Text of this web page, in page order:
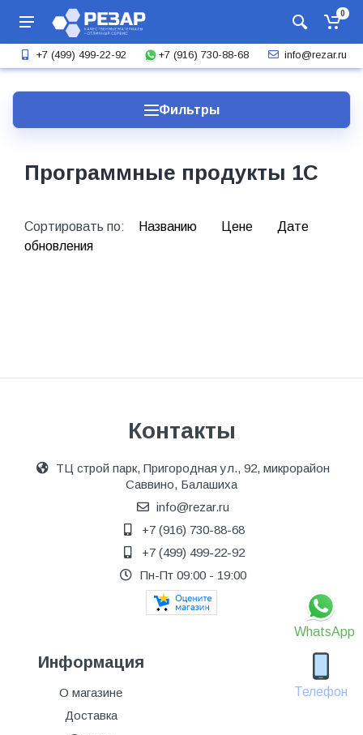
WhatsApp
Телефон
0
+7 (499) 499-22-92 +7 (916) 730-88-68 info@rezar.ru
Фильтры
Программные продукты 1С
Сортировать по: Названию Цене
Дате
обновления
Контакты
ТЦ строй парк, Пригородная ул., 92, микрорайон
Саввино, Балашиха
info@rezar.ru
+7 (916) 730-88-68
+7 (499) 499-22-92
Пн-Пт 09:00 - 19:00
Информация
О магазине
Доставка